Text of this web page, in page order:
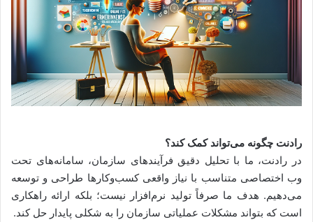
رادنت چگونه می‌تواند کمک کند؟
در رادنت، ما با تحلیل دقیق فرآیندهای سازمان، سامانه‌های تحت
وب اختصاصی متناسب با نیاز واقعی کسب‌وکارها طراحی و توسعه
می‌دهیم. هدف ما صرفاً تولید نرم‌افزار نیست؛ بلکه ارائه راهکاری
است که بتواند مشکلات عملیاتی سازمان را به شکلی پایدار حل کند.